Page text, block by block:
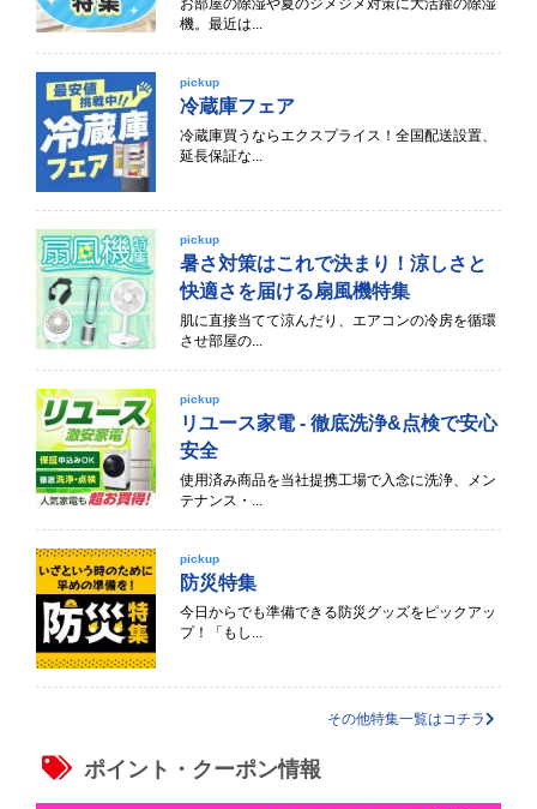
お部屋の除湿や夏のジメジメ対策に大活躍の除湿
機。最近は...
pickup
冷蔵庫フェア
冷蔵庫買うならエクスプライス！全国配送設置、
延長保証な...
pickup
暑さ対策はこれで決まり！涼しさと
快適さを届ける扇風機特集
肌に直接当てて涼んだり、エアコンの冷房を循環
させ部屋の...
pickup
リユース家電 - 徹底洗浄&点検で安心
安全
使用済み商品を当社提携工場で入念に洗浄、メン
テナンス・...
pickup
防災特集
今日からでも準備できる防災グッズをピックアッ
プ！「もし...
その他特集一覧はコチラ
ポイント・クーポン情報